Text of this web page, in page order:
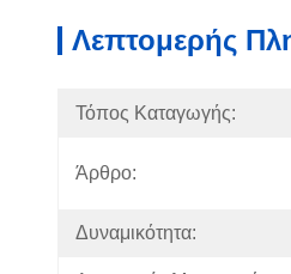
Λεπτομερής
Τόπος Καταγωγής:
Άρθρο:
Δυναμικότητα: